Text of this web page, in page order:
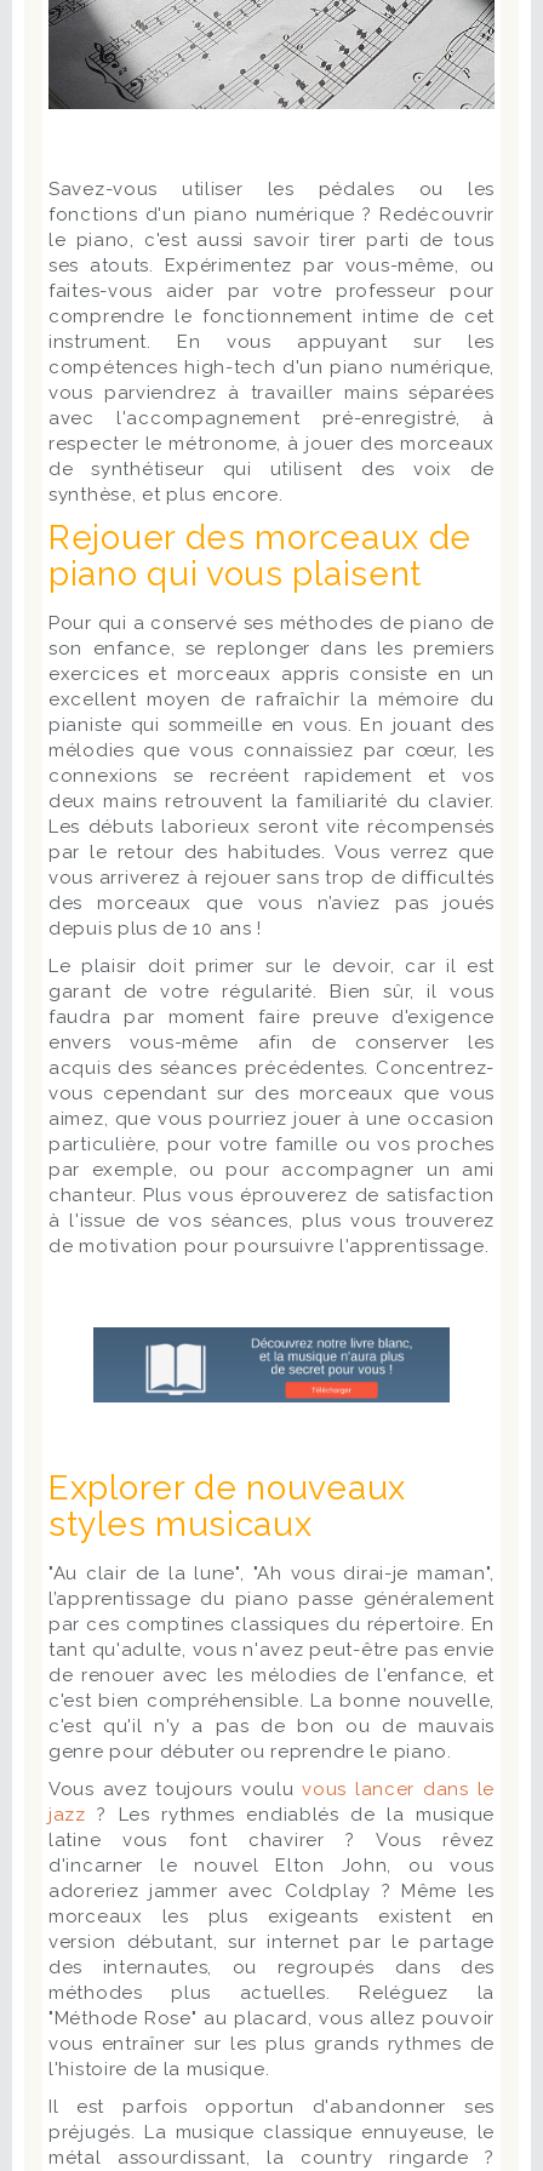
Savez-vous utiliser les pédales ou les
fonctions d'un piano numérique ? Redécouvrir
le piano, c'est aussi savoir tirer parti de tous
ses atouts. Expérimentez par vous-même, ou
faites-vous aider par votre professeur pour
comprendre le fonctionnement intime de cet
instrument. En vous appuyant sur les
compétences high-tech d'un piano numérique,
vous parviendrez à travailler mains séparées
avec l'accompagnement pré-enregistré, à
respecter le métronome, à jouer des morceaux
de synthétiseur qui utilisent des voix de
synthèse, et plus encore.
Rejouer des morceaux de
piano qui vous plaisent
Pour qui a conservé ses méthodes de piano de
son enfance, se replonger dans les premiers
exercices et morceaux appris consiste en un
excellent moyen de rafraîchir la mémoire du
pianiste qui sommeille en vous. En jouant des
mélodies que vous connaissiez par cœur, les
connexions se recréent rapidement et vos
deux mains retrouvent la familiarité du clavier.
Les débuts laborieux seront vite récompensés
par le retour des habitudes. Vous verrez que
vous arriverez à rejouer sans trop de difficultés
des morceaux que vous n’aviez pas joués
depuis plus de 10 ans !
Le plaisir doit primer sur le devoir, car il est
garant de votre régularité. Bien sûr, il vous
faudra par moment faire preuve d'exigence
envers vous-même afin de conserver les
acquis des séances précédentes. Concentrez-
vous cependant sur des morceaux que vous
aimez, que vous pourriez jouer à une occasion
particulière, pour votre famille ou vos proches
par exemple, ou pour accompagner un ami
chanteur. Plus vous éprouverez de satisfaction
à l'issue de vos séances, plus vous trouverez
de motivation pour poursuivre l'apprentissage.
Explorer de nouveaux
styles musicaux
"Au clair de la lune", "Ah vous dirai-je maman",
l’apprentissage du piano passe généralement
par ces comptines classiques du répertoire. En
tant qu'adulte, vous n'avez peut-être pas envie
de renouer avec les mélodies de l'enfance, et
c'est bien compréhensible. La bonne nouvelle,
c'est qu'il n'y a pas de bon ou de mauvais
genre pour débuter ou reprendre le piano.
Vous avez toujours vouluvous lancer dans le
jazz ? Les rythmes endiablés de la musique
latine vous font chavirer ? Vous rêvez
d'incarner le nouvel Elton John, ou vous
adoreriez jammer avec Coldplay ? Même les
morceaux les plus exigeants existent en
version débutant, sur internet par le partage
des internautes, ou regroupés dans des
méthodes plus actuelles. Reléguez la
"Méthode Rose" au placard, vous allez pouvoir
vous entraîner sur les plus grands rythmes de
l'histoire de la musique.
Il est parfois opportun d'abandonner ses
préjugés. La musique classique ennuyeuse, le
métal assourdissant, la country ringarde ?